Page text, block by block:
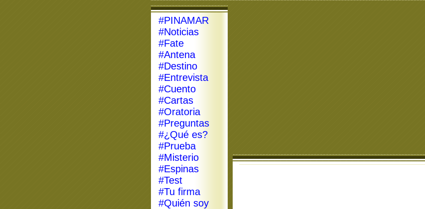
#PINAMAR
#Noticias
#Fate
#Antena
#Destino
#Entrevista
#Cuento
#Cartas
#Oratoria
#Preguntas
#¿Qué es?
#Prueba
#Misterio
#Espinas
#Test
#Tu firma
#Quién soy